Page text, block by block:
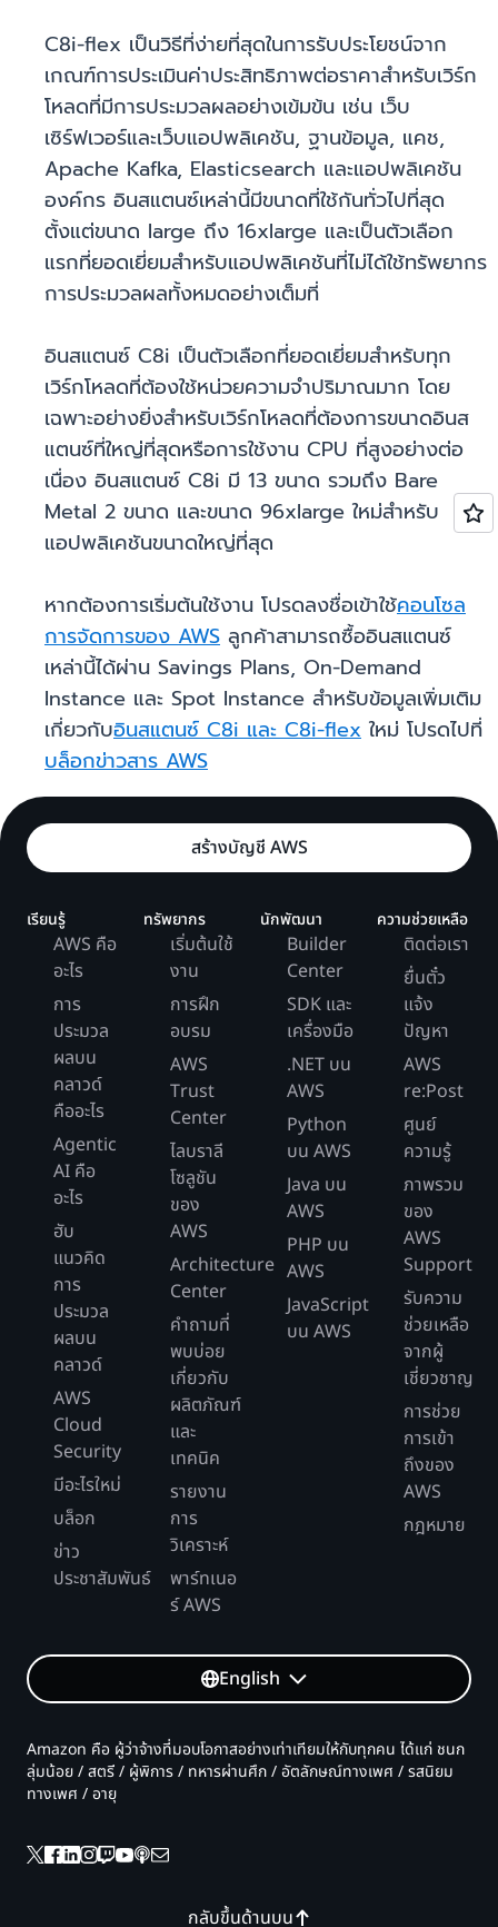
C8i-flex เป็นวิธีที่ง่ายที่สุดในการรับประโยชน์จาก
เกณฑ์การประเมินค่าประสิทธิภาพต่อราคาสำหรับเวิร์ก
โหลดที่มีการประมวลผลอย่างเข้มข้น เช่น เว็บ
เซิร์ฟเวอร์และเว็บแอปพลิเคชัน, ฐานข้อมูล, แคช,
Apache Kafka, Elasticsearch และแอปพลิเคชัน
องค์กร อินสแตนซ์เหล่านี้มีขนาดที่ใช้กันทั่วไปที่สุด
ตั้งแต่ขนาด large ถึง 16xlarge และเป็นตัวเลือก
แรกที่ยอดเยี่ยมสำหรับแอปพลิเคชันที่ไม่ได้ใช้ทรัพยากร
การประมวลผลทั้งหมดอย่างเต็มที่
อินสแตนซ์ C8i เป็นตัวเลือกที่ยอดเยี่ยมสำหรับทุก
เวิร์กโหลดที่ต้องใช้หน่วยความจำปริมาณมาก โดย
เฉพาะอย่างยิ่งสำหรับเวิร์กโหลดที่ต้องการขนาดอินส
แตนซ์ที่ใหญ่ที่สุดหรือการใช้งาน CPU ที่สูงอย่างต่อ
เนื่อง อินสแตนซ์ C8i มี 13 ขนาด รวมถึง Bare
Metal 2 ขนาด และขนาด 96xlarge ใหม่สำหรับ
แอปพลิเคชันขนาดใหญ่ที่สุด
หากต้องการเริ่มต้นใช้งาน โปรดลงชื่อเข้าใช้คอนโซล
การจัดการของ AWS ลูกค้าสามารถซื้ออินสแตนซ์
เหล่านี้ได้ผ่าน Savings Plans, On-Demand
Instance และ Spot Instance สำหรับข้อมูลเพิ่มเติม
เกี่ยวกับอินสแตนซ์ C8i และ C8i-flex ใหม่ โปรดไปที่
บล็อกข่าวสาร AWS
สร้างบัญชี AWS
เรียนรู้
AWS คือ
อะไร
การ
ประมวล
ผลบน
คลาวด์
คืออะไร
Agentic
AI คือ
อะไร
ฮับ
แนวคิด
การ
ประมวล
ผลบน
คลาวด์
AWS
Cloud
Security
มีอะไรใหม่
บล็อก
ข่าว
ประชาสัมพันธ์
ทรัพยากร
เริ่มต้นใช้
งาน
การฝึก
อบรม
AWS
Trust
Center
ไลบราลี
โซลูชัน
ของ
AWS
Architecture
Center
คำถามที่
พบบ่อย
เกี่ยวกับ
ผลิตภัณฑ์
และ
เทคนิค
รายงาน
การ
วิเคราะห์
พาร์ทเนอ
ร์ AWS
นักพัฒนา
Builder
Center
SDK และ
เครื่องมือ
.NET บน
AWS
Python
บน AWS
Java บน
AWS
PHP บน
AWS
JavaScript
บน AWS
ความช่วยเหลือ
ติดต่อเรา
ยื่นตั๋ว
แจ้ง
ปัญหา
AWS
re:Post
ศูนย์
ความรู้
ภาพรวม
ของ
AWS
Support
รับความ
ช่วยเหลือ
จากผู้
เชี่ยวชาญ
การช่วย
การเข้า
ถึงของ
AWS
กฎหมาย
English
กลับขึ้นด้านบน
Amazon คือ ผู้ว่าจ้างที่มอบโอกาสอย่างเท่าเทียมให้กับทุกคน ได้แก่ ชนก
ลุ่มน้อย / สตรี / ผู้พิการ / ทหารผ่านศึก / อัตลักษณ์ทางเพศ / รสนิยม
ทางเพศ / อายุ